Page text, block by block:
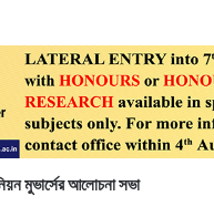
মুভার্সের আলোচনা সভা